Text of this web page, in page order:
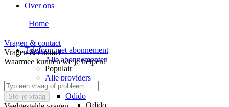
Over ons
Telefoon met abonnement
Alle abonnementen
Populair
Alle providers
Providers
Odido
Odido
Home
Vragen & contact
Vragen & contact
Waarmee kunnen we je helpen?
Stel je vraag